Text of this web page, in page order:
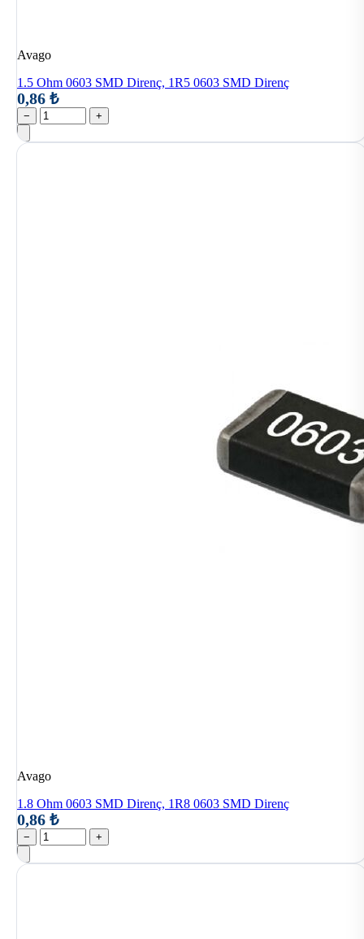
Avago
1.5 Ohm 0603 SMD Direnç, 1R5 0603 SMD Direnç
0,86 ₺
− +
Avago
1.8 Ohm 0603 SMD Direnç, 1R8 0603 SMD Direnç
0,86 ₺
− +